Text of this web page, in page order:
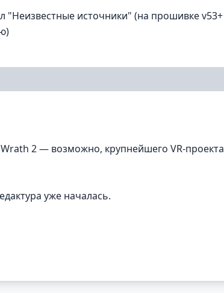
"Неизвестные источники" (на прошивке v53+
Wrath 2 — возможно, крупнейшего VR-проекта
уже началась.